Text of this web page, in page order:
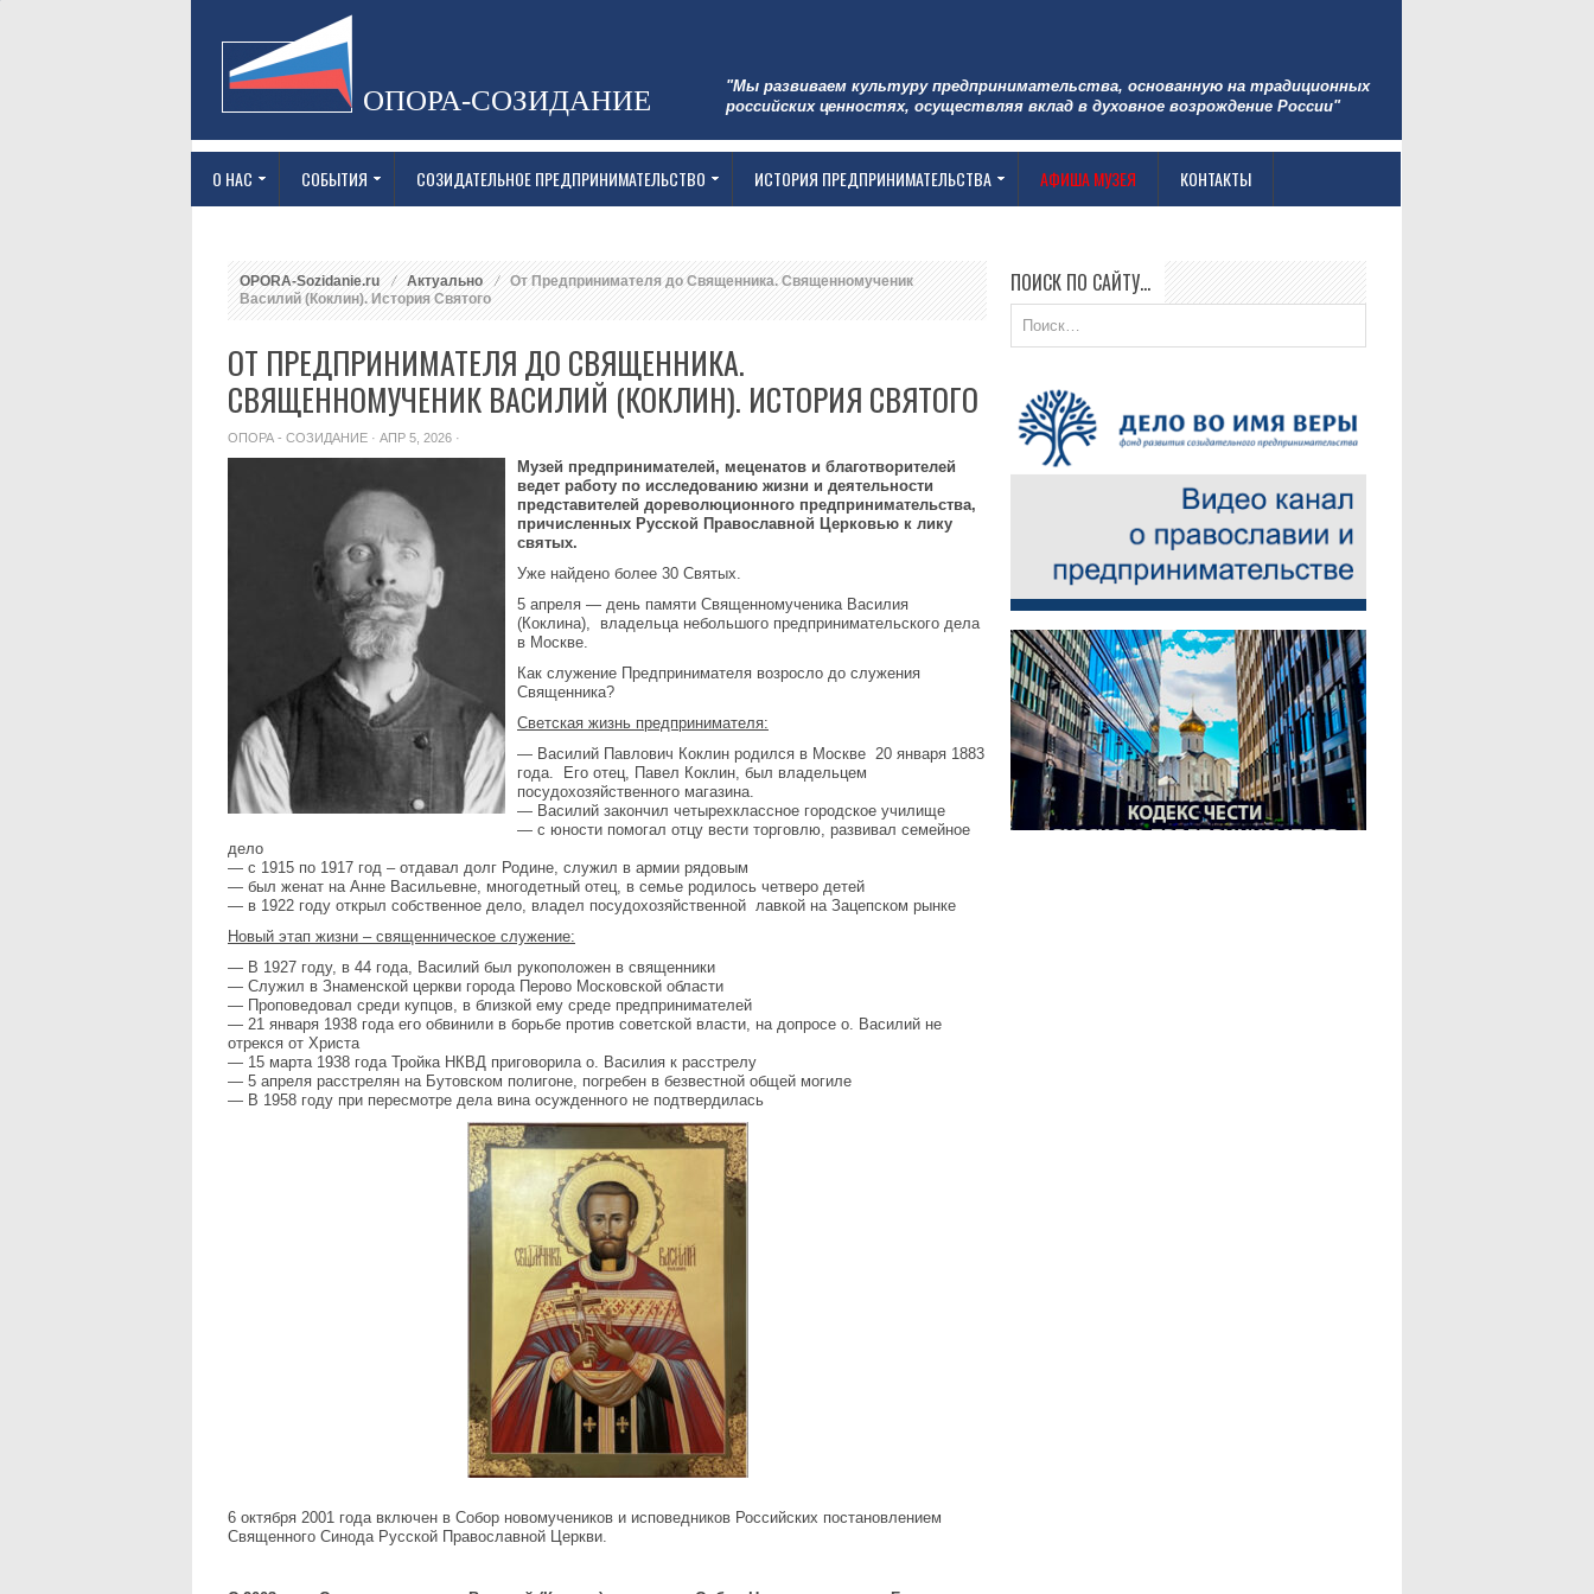
ОПОРА-СОЗИДАНИЕ
"Мы развиваем культуру предпринимательства, основанную на традиционных
российских ценностях, осуществляя вклад в духовное возрождение России"
О НАС СОБЫТИЯ СОЗИДАТЕЛЬНОЕ ПРЕДПРИНИМАТЕЛЬСТВО ИСТОРИЯ ПРЕДПРИНИМАТЕЛЬСТВА АФИША МУЗЕЯ КОНТАКТЫ
OPORA-Sozidanie.ru Актуально
От Предпринимателя до Священника. Священномученик
Василий (Коклин). История Святого
ОТ ПРЕДПРИНИМАТЕЛЯ ДО СВЯЩЕННИКА.
СВЯЩЕННОМУЧЕНИК ВАСИЛИЙ (КОКЛИН). ИСТОРИЯ СВЯТОГО
ОПОРА - СОЗИДАНИЕ · АПР 5, 2026 ·
Музей предпринимателей, меценатов и благотворителей
ведет работу по исследованию жизни и деятельности
представителей дореволюционного предпринимательства,
причисленных Русской Православной Церковью к лику
святых.
Уже найдено более 30 Святых.
5 апреля — день памяти Священномученика Василия
(Коклина), владельца небольшого предпринимательского дела
в Москве.
Как служение Предпринимателя возросло до служения
Священника?
Светская жизнь предпринимателя:
— Василий Павлович Коклин родился в Москве 20 января 1883
года. Его отец, Павел Коклин, был владельцем
посудохозяйственного магазина.
— Василий закончил четырехклассное городское училище
— с юности помогал отцу вести торговлю, развивал семейное
дело
— с 1915 по 1917 год – отдавал долг Родине, служил в армии рядовым
— был женат на Анне Васильевне, многодетный отец, в семье родилось четверо детей
— в 1922 году открыл собственное дело, владел посудохозяйственной лавкой на Зацепском рынке
Новый этап жизни – священническое служение:
— В 1927 году, в 44 года, Василий был рукоположен в священники
— Служил в Знаменской церкви города Перово Московской области
— Проповедовал среди купцов, в близкой ему среде предпринимателей
— 21 января 1938 года его обвинили в борьбе против советской власти, на допросе о. Василий не
отрекся от Христа
— 15 марта 1938 года Тройка НКВД приговорила о. Василия к расстрелу
— 5 апреля расстрелян на Бутовском полигоне, погребен в безвестной общей могиле
— В 1958 году при пересмотре дела вина осужденного не подтвердилась
6 октября 2001 года включен в Собор новомучеников и исповедников Российских постановлением
Священного Синода Русской Православной Церкви.
ПОИСК ПО САЙТУ…